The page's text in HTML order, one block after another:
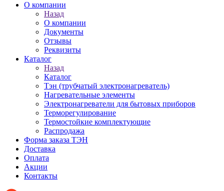
О компании
Назад
О компании
Документы
Отзывы
Реквизиты
Каталог
Назад
Каталог
Тэн (трубчатый электронагреватель)
Нагревательные элементы
Электронагреватели для бытовых приборов
Терморегулирование
Термостойкие комплектующие
Распродажа
Форма заказа ТЭН
Доставка
Оплата
Акции
Контакты